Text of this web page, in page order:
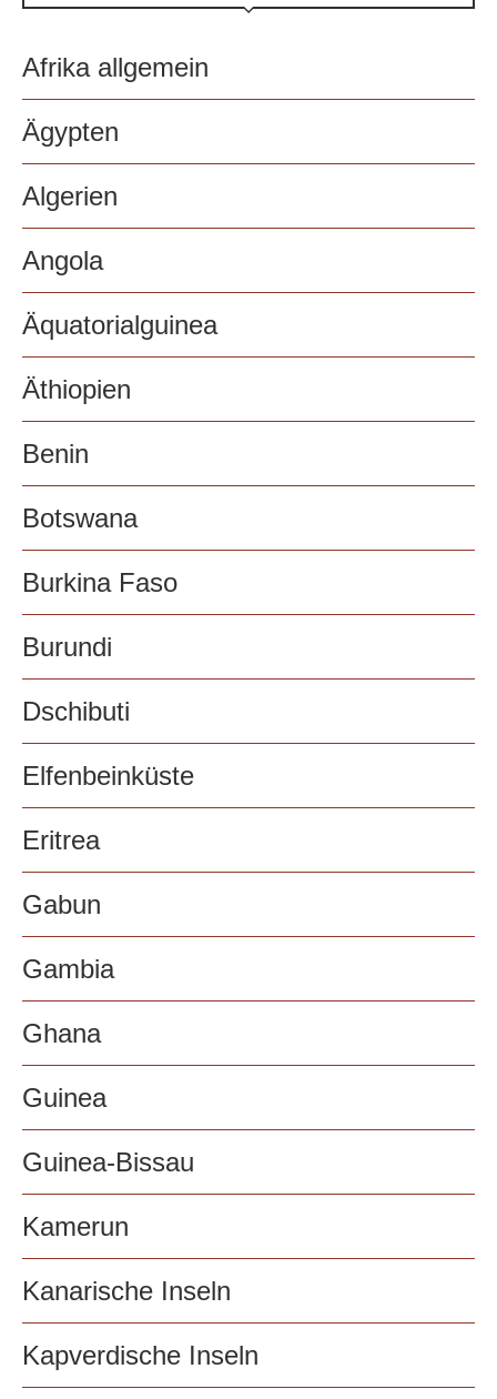
Afrika allgemein
Ägypten
Algerien
Angola
Äquatorialguinea
Äthiopien
Benin
Botswana
Burkina Faso
Burundi
Dschibuti
Elfenbeinküste
Eritrea
Gabun
Gambia
Ghana
Guinea
Guinea-Bissau
Kamerun
Kanarische Inseln
Kapverdische Inseln